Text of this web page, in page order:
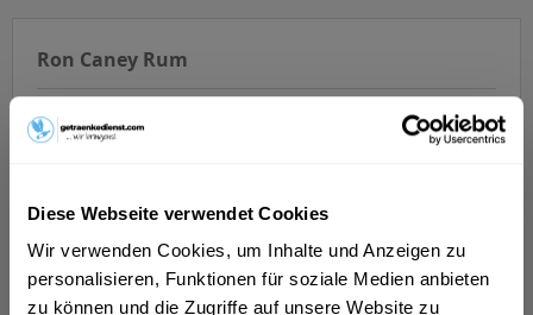
Diese Webseite verwendet Cookies
Wir verwenden Cookies, um Inhalte und Anzeigen zu
personalisieren, Funktionen für soziale Medien anbieten
zu können und die Zugriffe auf unsere Website zu
Ron Caney Rum
Lass dir die Getränke von Ron Caney nach
Hause oder ins Büro liefern.